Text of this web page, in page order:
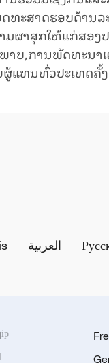
ະ​ສາດ​ຮອບ​ດ້ານ​
ມ​ຜາ​ສຸກ​ໃຫ້​ແກ່​ສອ
າບ,ການ​ພັດ​ທະ​ນາ​
ທນ​ທົ່ວ​ປະ​ເທດ​ຄັ້
العربية